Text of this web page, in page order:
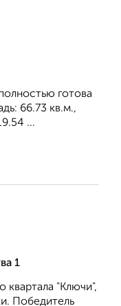
готова
66.73 кв.м.,
...
1
"Ключи",
Победитель